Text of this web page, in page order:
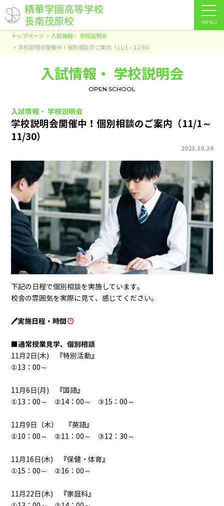
MENU
トップページ
入試情報・ 学校説明会
学校説明会開催中！個別相談のご案内（11/1～11/30）
入試情報・ 学校説明会
OPEN SCHOOL
入試情報・ 学校説明会
学校説明会開催中！個別相談のご案内（11/1～
11/30）
2023.10.24
下記の日程で個別相談を実施しています。
校舎の雰囲気を実際に見て、感じてください。
🖊実施日程・時間
■通常授業見学、個別相談
11月2日(木) 『特別活動』
①13：00～
11月6日(月) 『国語』
①13：00～ ②14：00～ ③15：00～
11月9日（木） 『英語』
①10：00～ ②11：00～ ③12：30～
11月16日(木) 『保健・体育』
①15：00～ ②16：00～
11月22日(木) 『家庭科』